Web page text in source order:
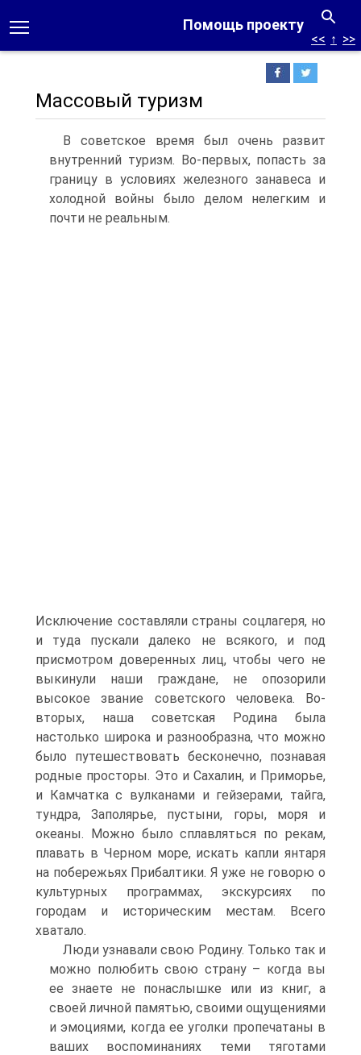
Помощь проекту
<< ↑ >>
Массовый туризм
В советское время был очень развит
внутренний туризм. Во-первых, попасть за
границу в условиях железного занавеса и
холодной войны было делом нелегким и
почти не реальным.
Исключение составляли страны соцлагеря, но
и туда пускали далеко не всякого, и под
присмотром доверенных лиц, чтобы чего не
выкинули наши граждане, не опозорили
высокое звание советского человека. Во-
вторых, наша советская Родина была
настолько широка и разнообразна, что можно
было путешествовать бесконечно, познавая
родные просторы. Это и Сахалин, и Приморье,
и Камчатка с вулканами и гейзерами, тайга,
тундра, Заполярье, пустыни, горы, моря и
океаны. Можно было сплавляться по рекам,
плавать в Черном море, искать капли янтаря
на побережьях Прибалтики. Я уже не говорю о
культурных программах, экскурсиях по
городам и историческим местам. Всего
хватало.
Люди узнавали свою Родину. Только так и
можно полюбить свою страну – когда вы
ее знаете не понаслышке или из книг, а
своей личной памятью, своими ощущениями
и эмоциями, когда ее уголки пропечатаны в
ваших воспоминаниях теми тяготами